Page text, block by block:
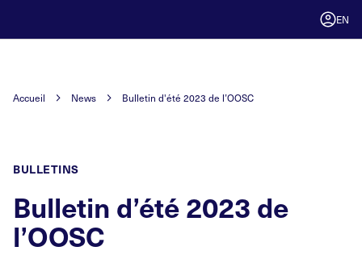
EN
Accueil News Bulletin d'été 2023 de l’OOSC
BULLETINS
Bulletin d’été 2023 de
l’OOSC